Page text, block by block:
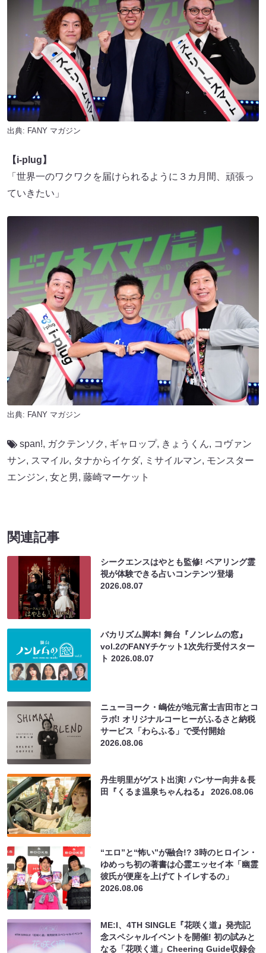
出典: FANY マガジン
【i-plug】
「世界一のワクワクを届けられるように３カ月間、頑張っ
ていきたい」
出典: FANY マガジン
span!, ガクテンソク , ギャロップ, きょうくん, コヴァン
サン, スマイル, タナからイケダ, ミサイルマン, モンスター
エンジン, 女と男, 藤崎マーケット
関連記事
シークエンスはやとも監修! ペアリング霊
視が体験できる占いコンテンツ登場
2026.08.07
バカリズム脚本! 舞台『ノンレムの窓』
vol.2のFANYチケット1次先行受付スター
ト2026.08.07
ニューヨーク・嶋佐が地元富士吉田市とコ
ラボ! オリジナルコーヒーがふるさと納税
サービス「わらふる」で受付開始
2026.08.06
丹生明里がゲスト出演! パンサー向井＆長
田『くるま温泉ちゃんねる』2026.08.06
“エロ”と“怖い”が融合!? 3時のヒロイン・
ゆめっち初の著書は心霊エッセイ本「幽霊
彼氏が便座を上げてトイレするの」
2026.08.06
ME:I、4TH SINGLE『花咲く道』発売記
念スペシャルイベントを開催! 初の試みと
なる「花咲く道」Cheering Guide収録会